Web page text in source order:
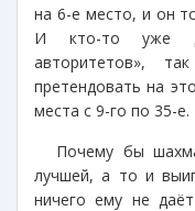
на 6-е место, и он
И кто-то уже
авторитетов»,
претендовать на
места с 9-го по 35-е.
Почему бы
лучшей, а то и
ничего ему не